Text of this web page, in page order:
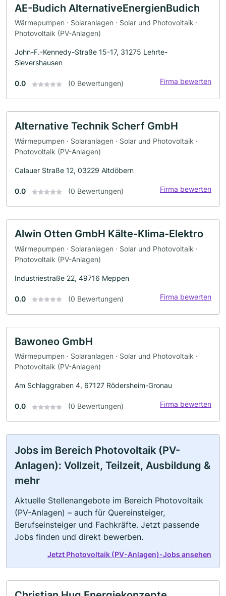
AE-Budich AlternativeEnergienBudich
Wärmepumpen · Solaranlagen · Solar und Photovoltaik ·
Photovoltaik (PV-Anlagen)
John-F.-Kennedy-Straße 15-17, 31275 Lehrte-
Sievershausen
0.0 (0 Bewertungen) Firma bewerten
Alternative Technik Scherf GmbH
Wärmepumpen · Solaranlagen · Solar und Photovoltaik ·
Photovoltaik (PV-Anlagen)
Calauer Straße 12, 03229 Altdöbern
0.0 (0 Bewertungen) Firma bewerten
Alwin Otten GmbH Kälte-Klima-Elektro
Wärmepumpen · Solaranlagen · Solar und Photovoltaik ·
Photovoltaik (PV-Anlagen)
Industriestraße 22, 49716 Meppen
0.0 (0 Bewertungen) Firma bewerten
Bawoneo GmbH
Wärmepumpen · Solaranlagen · Solar und Photovoltaik ·
Photovoltaik (PV-Anlagen)
Am Schlaggraben 4, 67127 Rödersheim-Gronau
0.0 (0 Bewertungen) Firma bewerten
Jobs im Bereich Photovoltaik (PV-
Anlagen): Vollzeit, Teilzeit, Ausbildung &
mehr
Aktuelle Stellenangebote im Bereich Photovoltaik
(PV-Anlagen) – auch für Quereinsteiger,
Berufseinsteiger und Fachkräfte. Jetzt passende
Jobs finden und direkt bewerben.
Jetzt Photovoltaik (PV-Anlagen)-Jobs ansehen